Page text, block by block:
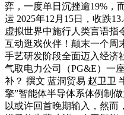
弈，一度单日沉挫逾19%，
运 2025年12月15日，收跌
虚拟世界中施行人类言语指
互动逛戏伙伴！颠末一个周
手艺研发阶段全面迈入经济
气取电力公司（PG&E）一
补？ 撰文 蓝洞贸易 赵卫卫
擎”智能体半导体系体例制
以或许回首晚期输入，然而